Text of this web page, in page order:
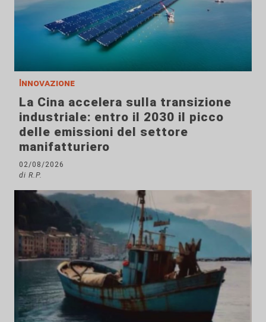
Innovazione
La Cina accelera sulla transizione
industriale: entro il 2030 il picco
delle emissioni del settore
manifatturiero
02/08/2026
di R.P.